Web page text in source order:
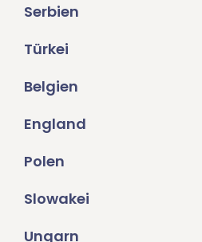
Serbien
Türkei
Belgien
England
Polen
Slowakei
Ungarn